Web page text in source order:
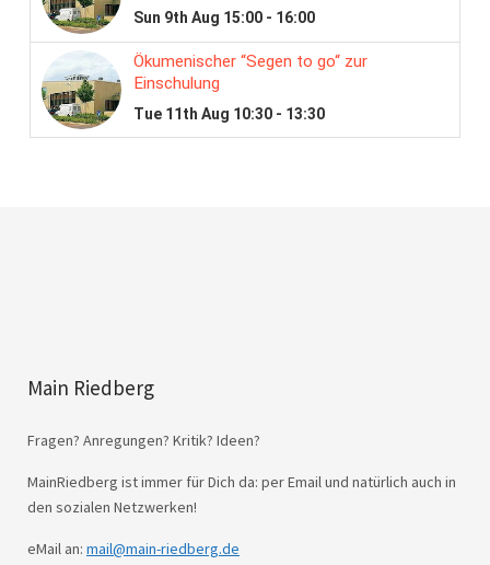
Main Riedberg
Fragen? Anregungen? Kritik? Ideen?
MainRiedberg ist immer für Dich da: per Email und natürlich auch in
den sozialen Netzwerken!
eMail an: mail@main-riedberg.de